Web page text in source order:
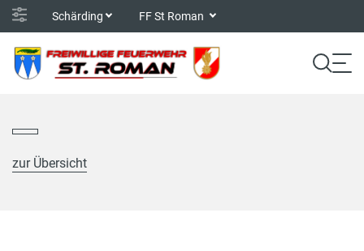
Schärding FF St Roman
zur Übersicht